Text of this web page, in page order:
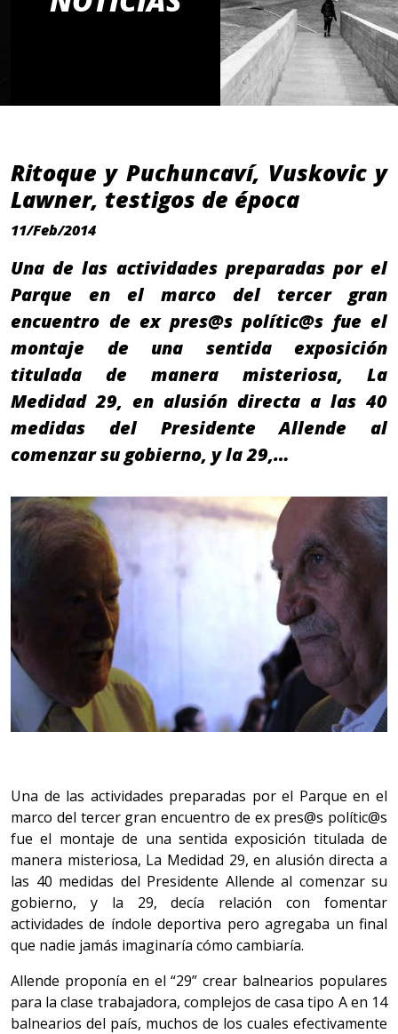
Ritoque y Puchuncaví, Vuskovic y
Lawner, testigos de época
11/Feb/2014
Una de las actividades preparadas por el
Parque en el marco del tercer gran
encuentro de ex pres@s polític@s fue el
montaje de una sentida exposición
titulada de manera misteriosa, La
Medidad 29, en alusión directa a las 40
medidas del Presidente Allende al
comenzar su gobierno, y la 29,…
Una de las actividades preparadas por el Parque en el
marco del tercer gran encuentro de ex pres@s polític@s
fue el montaje de una sentida exposición titulada de
manera misteriosa, La Medidad 29, en alusión directa a
las 40 medidas del Presidente Allende al comenzar su
gobierno, y la 29, decía relación con fomentar
actividades de índole deportiva pero agregaba un final
que nadie jamás imaginaría cómo cambiaría.
Allende proponía en el “29” crear balnearios populares
para la clase trabajadora, complejos de casa tipo A en 14
balnearios del país, muchos de los cuales efectivamente